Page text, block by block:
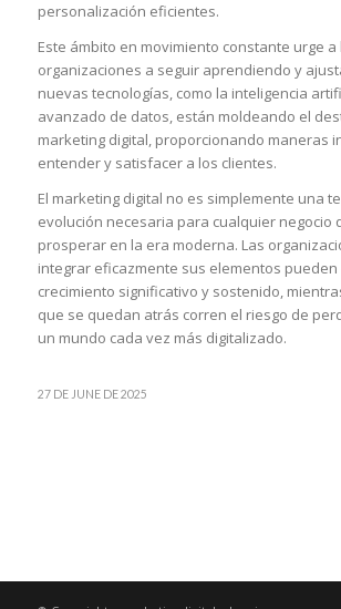
personalización eficientes.
Este ámbito en movimiento constante urge a
organizaciones a seguir aprendiendo y
nuevas tecnologías, como la inteligencia
avanzado de datos, están moldeando el
marketing digital, proporcionando maneras
entender y satisfacer a los clientes.
El marketing digital no es simplemente una
evolución necesaria para cualquier negocio
prosperar en la era moderna. Las
integrar eficazmente sus elementos
crecimiento significativo y sostenido,
que se quedan atrás corren el riesgo de
un mundo cada vez más digitalizado.
27 DE JUNE DE 2025